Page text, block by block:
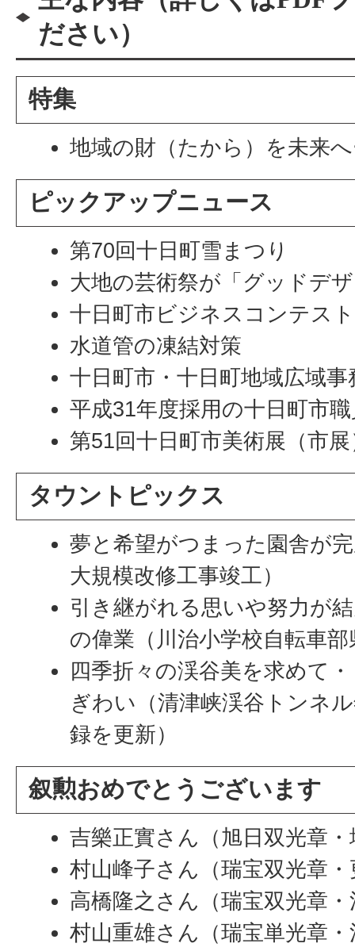
ださい）
特集
地域の財（たから）を未来
ピックアップニュース
第70回十日町雪まつり
大地の芸術祭が「グッドデ
十日町市ビジネスコンテス
水道管の凍結対策
十日町市・十日町地域広域
平成31年度採用の十日町市
第51回十日町市美術展（市
タウントピックス
夢と希望がつまった園舎が
大規模改修工事竣工）
引き継がれる思いや努力が
の偉業（川治小学校自転車
四季折々の渓谷美を求めて
ぎわい（清津峡渓谷トンネ
録を更新）
叙勲おめでとうございます
吉樂正實さん（旭日双光章
村山峰子さん（瑞宝双光章
高橋隆之さん（瑞宝双光章
村山重雄さん（瑞宝単光章